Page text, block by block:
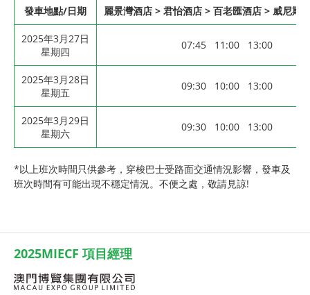
發車地點/日期 麗景灣酒店 > 君怡酒店 > 百老匯酒店 > 威尼斯
2025年3月27日
星期四
07:45 11:00 13:00
2025年3月28日
星期五
09:30 10:00 13:00
2025年3月29日
星期六
09:30 10:00 13:00
*以上班次時間只供參考，穿梭巴士受路面交通情況影響，發車及
班次時間有可能出現不穩定情況。不便之處，敬請見諒!
2025MIECF 項目經理